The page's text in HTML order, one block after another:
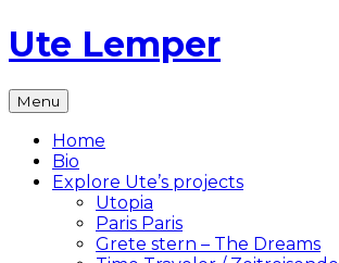
Skip
to
Ute Lemper
The
Official
Ute
Lemper
Website
Menu
Home
Bio
Explore Ute’s projects
Utopia
Paris Paris
Grete stern – The Dreams